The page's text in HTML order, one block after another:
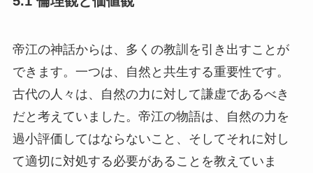
できます。一つは、自然と共生する重要性です。
古代の人々は、自然の力に対して謙虚であるべき
だと考えていました。帝江の物語は、自然の力を
過小評価してはならないこと、そしてそれに対し
て適切に対処する必要があることを教えていま
す。